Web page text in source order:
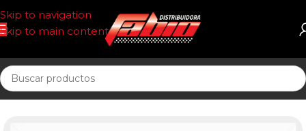
Skip to navigation
Skip to main content
Inicio PASTILLAS DE FRENO